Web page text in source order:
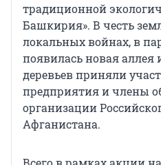
традиционной
Башкирия». В честь
локальных войнах, в
появилась новая аллея
деревьев приняли
предприятия и члены
организации
Афганистана.